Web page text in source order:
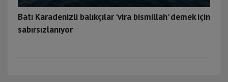
Batı Karadenizli balıkçılar 'vira bismillah' demek için
sabırsızlanıyor